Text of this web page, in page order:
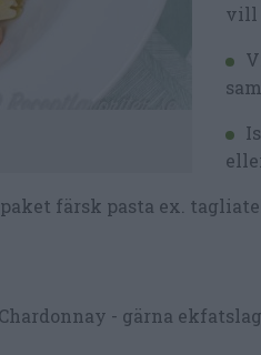
vill
färsk pasta ex.
- gärna